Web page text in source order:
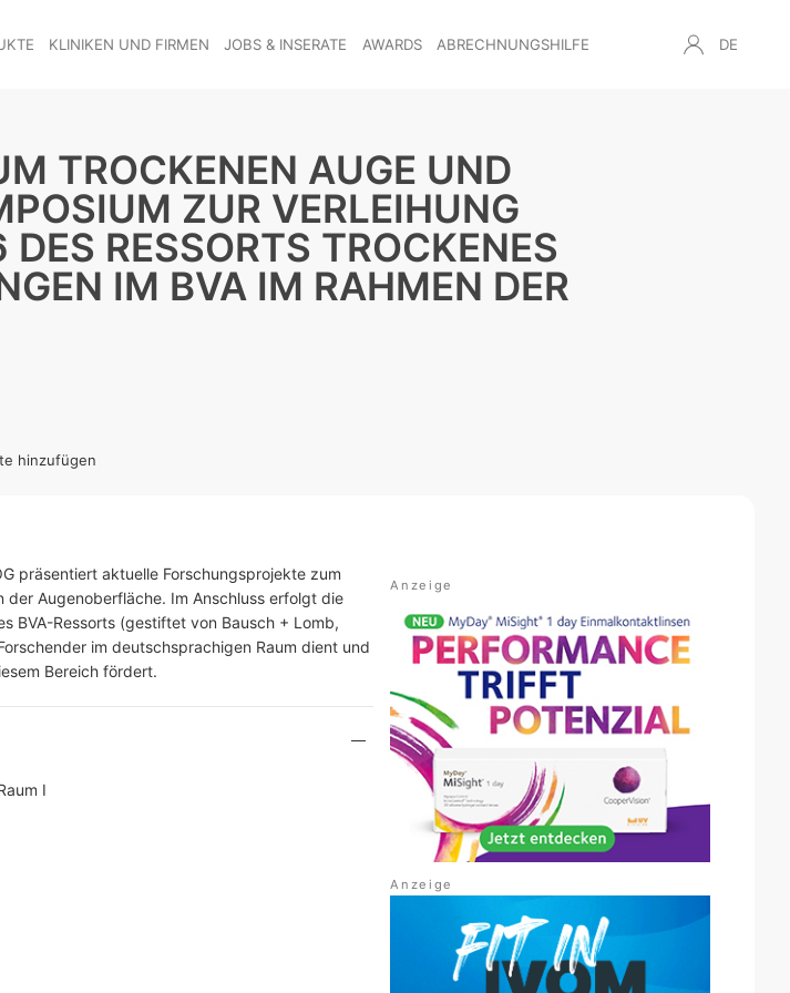
KLINIKEN UND FIRMEN JOBS & INSERATE AWARDS ABRECHNUNGSHILFE DE
TROCKENEN AUGE UND
ZUR VERLEIHUNG
RESSORTS TROCKENES
IM BVA IM RAHMEN DER
hinzufügen
präsentiert aktuelle Forschungsprojekte zum
der Augenoberfläche. Im Anschluss erfolgt die
BVA-Ressorts (gestiftet von Bausch + Lomb,
im deutschsprachigen Raum dient und
Bereich fördert.
I